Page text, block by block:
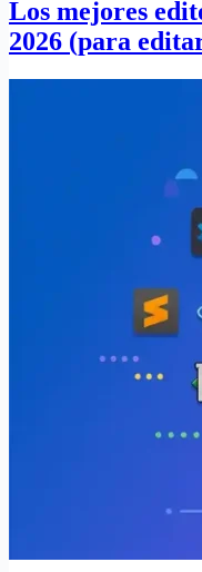
Los mejores
2026 (para